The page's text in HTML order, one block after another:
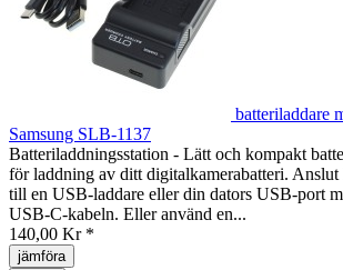
batteriladdare
Samsung SLB-1137
Batteriladdningsstation - Lätt och kompakt
för laddning av ditt digitalkamerabatteri. Anslut
till en USB-laddare eller din dators USB-port
USB-C-kabeln. Eller använd en...
140,00 Kr *
jämföra